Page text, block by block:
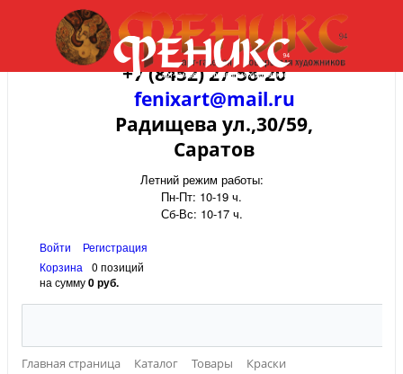
+7 (8452) 27-58-20
fenixart@mail.ru
Радищева ул.,30/59,
Саратов
Летний режим работы:
Пн-Пт: 10-19 ч.
Сб-Вс: 10-17 ч.
Войти
Регистрация
Корзина
0 позиций
на сумму0 руб.
Главная страница Каталог Товары
Краски